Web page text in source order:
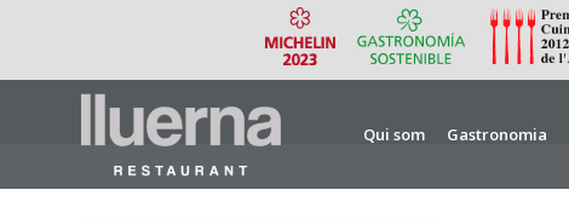
Qui som Gastronomia